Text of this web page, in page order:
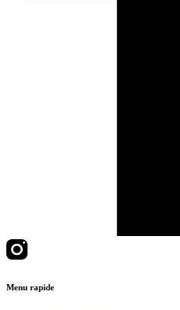
Menu rapide